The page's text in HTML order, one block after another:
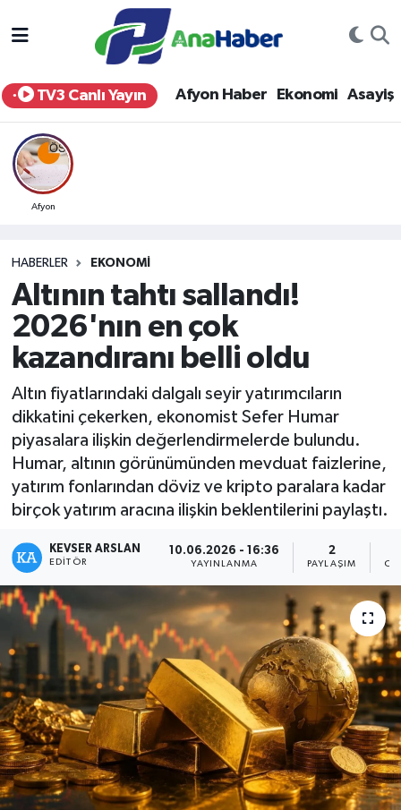
TV3 Canlı Yayın Afyon Haber Ekonomi Asayiş
Afyon
HABERLER EKONOMI
Altının tahtı sallandı!
2026'nın en çok
kazandıranı belli oldu
Altın fiyatlarındaki dalgalı seyir yatırımcıların
dikkatini çekerken, ekonomist Sefer Humar
piyasalara ilişkin değerlendirmelerde bulundu.
Humar, altının görünümünden mevduat faizlerine,
yatırım fonlarından döviz ve kripto paralara kadar
birçok yatırım aracına ilişkin beklentilerini paylaştı.
KEVSER ARSLAN
EDITÖR
10.06.2026 - 16:36
YAYINLANMA
2
PAYLAŞIM
Yurt Haber
Afyon Haber
Ekonomi
Siyaset
Eğitim
Sağlık
Teknoloji
Kültür - Sanat
Yaşam
Afyonkarahisar Nöbetçi Eczaneler
Afyonkarahisar Hava Durumu
Afyonkarahisar Namaz Vakitleri
Afyonkarahisar Trafik Yoğunluk Haritası
Tüm Manşetler
Son Dakika Haberleri
Haber Arşivi